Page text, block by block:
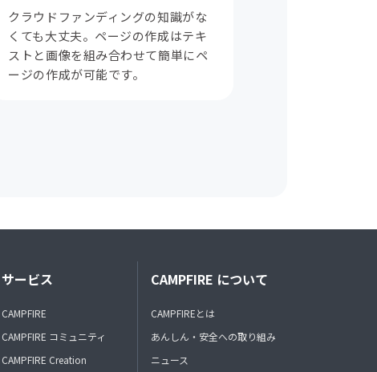
クラウドファンディングの知識がな
くても大丈夫。ページの作成はテキ
ストと画像を組み合わせて簡単にペ
ージの作成が可能です。
サービス
CAMPFIRE
CAMPFIRE コミュニティ
CAMPFIRE Creation
CAMPFIRE について
CAMPFIREとは
あんしん・安全への取り組み
ニュース